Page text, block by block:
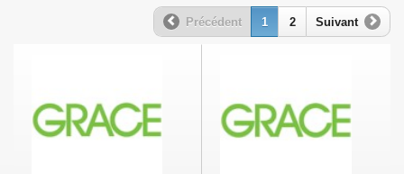
Précédent 1 2 Suivant